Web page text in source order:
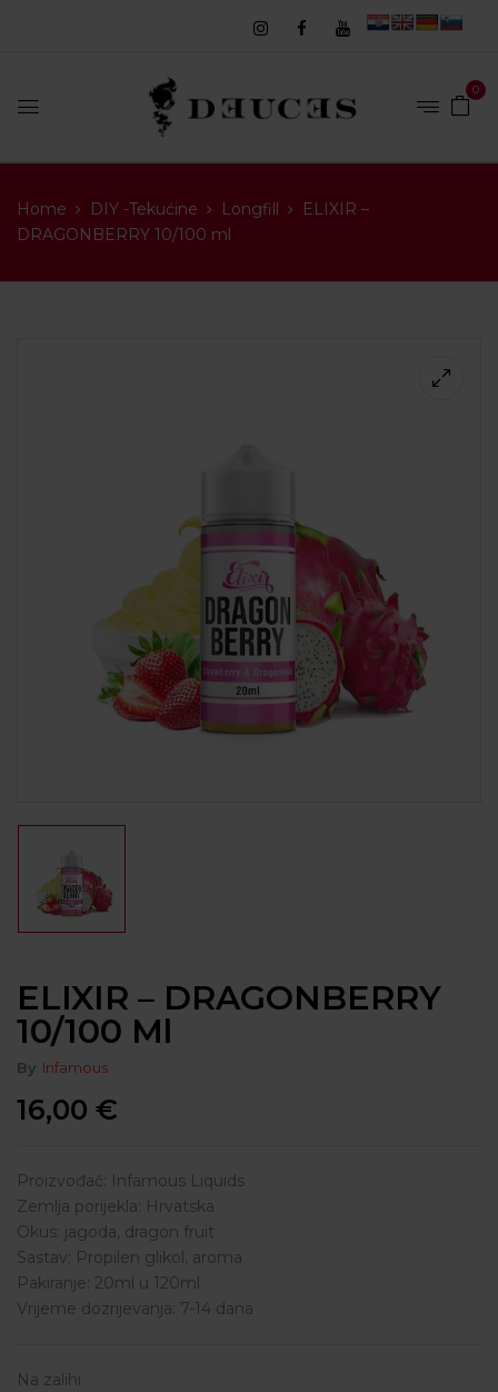
0
Home DIY -Tekućine Longfill
ELIXIR –
DRAGONBERRY 10/100 ml
ELIXIR – DRAGONBERRY
10/100 Ml
By Infamous
16,00 €
Proizvođač: Infamous Liquids
Zemlja porijekla: Hrvatska
Okus: jagoda, dragon fruit
Sastav: Propilen glikol, aroma
Pakiranje: 20ml u 120ml
Vrijeme dozrijevanja: 7-14 dana
Na zalihi